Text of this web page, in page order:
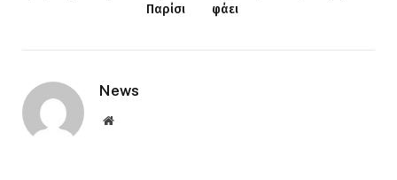
Παρίσι
φάει
News
Website